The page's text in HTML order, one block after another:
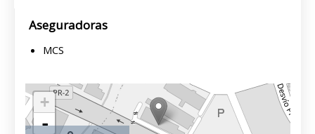
Aseguradoras
MCS
+
-